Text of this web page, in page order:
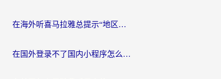
在海外听喜马拉雅总提示“地区限制”？3步轻松解除+听国内音乐全攻略
在国外登录不了国内小程序怎么办？选对回国加速器，轻松解锁国内资源